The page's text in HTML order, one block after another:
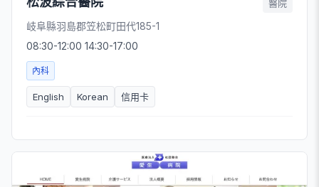
醫院
岐阜縣羽島郡笠松町田代185-1
08:30-12:00 14:30-17:00
內科
English Korean 信用卡